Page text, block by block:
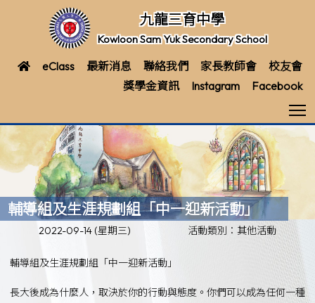
九龍三育中學
Kowloon Sam Yuk Secondary School
eClass 最新消息 聯絡我們 家長教師會
校友會
獎學金資訊
Instagram Facebook
輔導組及生涯規劃組「中一迎新活動」
2022-09-14 (星期三) 活動類別：其他活動
輔導組及生涯規劃組「中一迎新活動」
長大後成為什麼人，取決於你的行動與態度。你們可以成為任何一種